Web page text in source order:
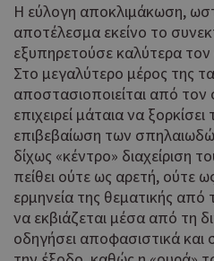
Η εύλογη αποκλιμάκωση,
αποτέλεσμα εκείνο το
εξυπηρετούσε καλύτερα
Στο μεγαλύτερο μέρος της
αποστασιοποιείται από τον
επιχειρεί μάταια να
επιβεβαίωση των
δίχως «κέντρο» διαχείριση
πείθει ούτε ως αρετή, ούτε
ερμηνεία της θεματικής
να εκβιάζεται μέσα από τη
οδηγήσει αποφασιστικά